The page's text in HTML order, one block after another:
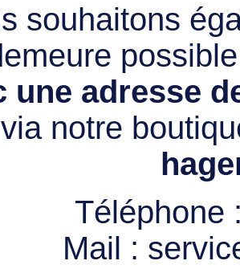
souhaitons
une adresse
via notre
Téléphone
Mail :